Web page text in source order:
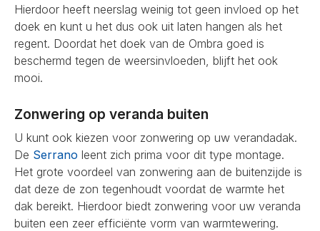
Hierdoor heeft neerslag weinig tot geen invloed op het
doek en kunt u het dus ook uit laten hangen als het
regent. Doordat het doek van de Ombra goed is
beschermd tegen de weersinvloeden, blijft het ook
mooi.
Zonwering op veranda buiten
U kunt ook kiezen voor zonwering op uw verandadak.
De Serrano leent zich prima voor dit type montage.
Het grote voordeel van zonwering aan de buitenzijde is
dat deze de zon tegenhoudt voordat de warmte het
dak bereikt. Hierdoor biedt zonwering voor uw veranda
buiten een zeer efficiënte vorm van warmtewering.